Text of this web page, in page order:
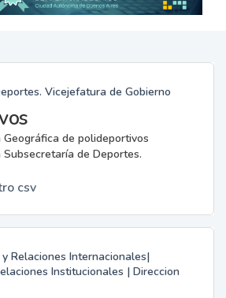
Vicejefatura de Gobierno
de polideportivos
de Deportes.
csv
Relaciones Internacionales|
Institucionales | Direccion